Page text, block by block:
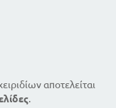
αποτελείται
.